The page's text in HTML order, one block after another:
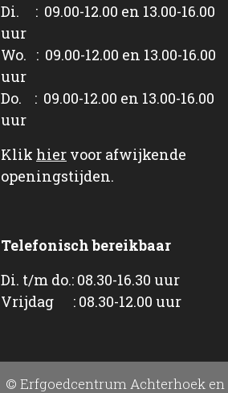
Di. : 09.00-12.00 en 13.00-16.00
uur
Wo. : 09.00-12.00 en 13.00-16.00
uur
Do. : 09.00-12.00 en 13.00-16.00
uur
Klik hier voor afwijkende
openingstijden.
Telefonisch bereikbaar
Di. t/m do.: 08.30-16.30 uur
Vrijdag : 08.30-12.00 uur
© Erfgoedcentrum Achterhoek en